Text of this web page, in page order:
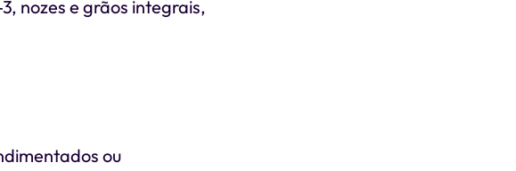
nozes e grãos integrais,
ou